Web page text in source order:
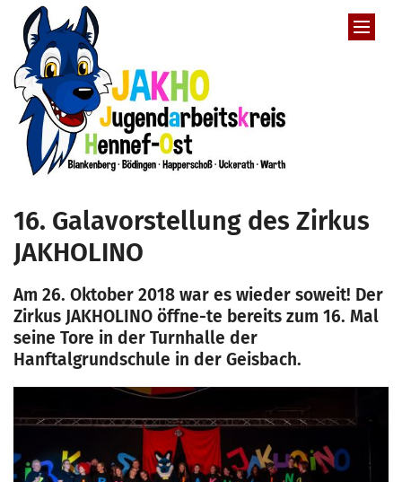
Zum Inhalt springen
16. Galavorstellung des Zirkus
JAKHOLINO
Am 26. Oktober 2018 war es wieder soweit! Der
Zirkus JAKHOLINO öffne-te bereits zum 16. Mal
seine Tore in der Turnhalle der
Hanftalgrundschule in der Geisbach.